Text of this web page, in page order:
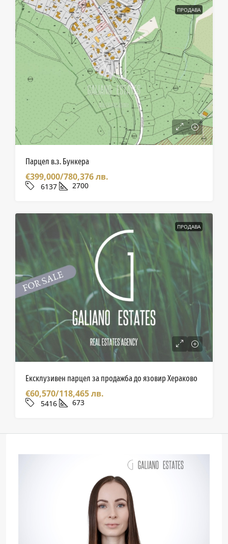
ПРОДАВА
Парцел в.з. Бункера
€399,000/780,376 лв.
6137 2700
ПРОДАВА
Ексклузивен парцел за продажба до язовир Хераково
€60,570/118,465 лв.
5416 673